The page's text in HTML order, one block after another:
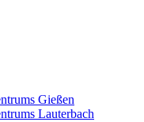
Gießen
Lauterbach